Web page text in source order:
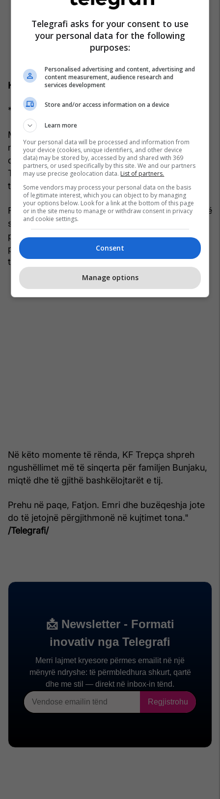
KF Trepça:
*"Lamtumirë i dashuri ynë Fatjon Bunjaku.
Me dhimbje të thellë morëm lajmin për ndarjen
nga jeta të ish-lojtarit tonë, Fatjon Bunjaku,
djaloshit që hodhi hapat në Shkollën e Futbollit KF
Trepça dhe që me krenari mbajti ngjyrat e klubit
tonë.
Fatjoni ishte më shumë se një futbollist; ai ishte një
shembull i përkushtimit, respektit dhe dashurisë
për sportin. Kujtimi i tij do të mbetet gjithmonë
pjesë e historisë së KF Trepçës dhe në zemrat e
të gjithë atyre që e njohën.
Në këto momente të rënda, KF Trepça shpreh
ngushëllimet më të sinqerta për familjen Bunjaku,
miqtë dhe të gjithë bashkëlojtarët e tij.
Prehu në paqe, Fatjon. Emri dhe buzëqeshja jote
do të jetojnë përgjithmonë në kujtimet tona."
/Telegrafi/
Telegrafi asks for your consent to use
your personal data for the following
purposes:
Personalised advertising and content, advertising and
content measurement, audience research and
services development
Store and/or access information on a device
Learn more
Your personal data will be processed and information from
your device (cookies, unique identifiers, and other device
data) may be stored by, accessed by and shared with 369
partners, or used specifically by this site. We and our partners
may use precise geolocation data. List of partners.
Some vendors may process your personal data on the basis
of legitimate interest, which you can object to by managing
your options below. Look for a link at the bottom of this page
or in the site menu to manage or withdraw consent in privacy
and cookie settings.
Consent
Manage options